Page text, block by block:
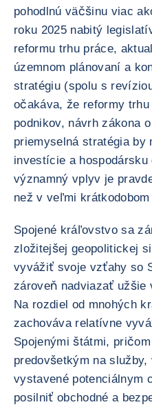
pohodlnú väčšinu viac
roku 2025 nabitý
reformu trhu práce,
územnom plánovaní a
stratégiu (spolu s
očakáva, že reformy
podnikov, návrh zákona
priemyselná stratégia
investície a
významný vplyv je
než v veľmi
Spojené kráľovstvo sa
zložitejšej geopolitickej
vyvážiť svoje vzťahy so
zároveň nadviazať užšie
Na rozdiel od mnohých
zachováva relatívne
Spojenými štátmi,
predovšetkým na
vystavené potenciálnym
posilniť obchodné a